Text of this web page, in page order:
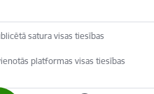
satura visas tiesības
platformas visas tiesības